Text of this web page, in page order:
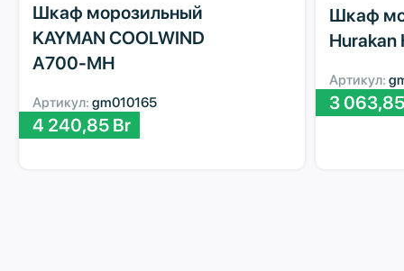
Шкаф морозильный
KAYMAN COOLWIND
А700-МН
Артикул: gm010165
4 240,85 Br
Шкаф
Hurakan
Артикул:
3